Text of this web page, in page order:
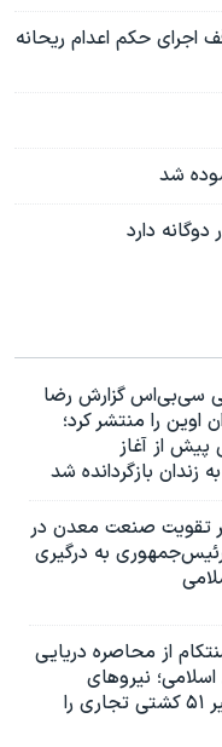
اجرای حکم اعدام ریحانه
شد
دوگانه دارد
سی‌بی‌‌اس گزارش رضا
اوین را منتشر کرد؛
پیش از آغاز
زندان بازگردانده شد
تقویت صنعت معدن در
رئیس‌جمهوری به درگیری
از محاصره دریایی
نیروهای
آمریکایی مسیر ۵۱ کشتی تجاری را